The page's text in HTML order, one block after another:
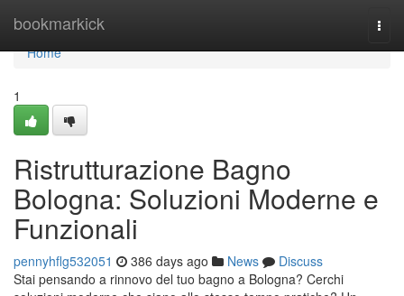
bookmarkick
Home
Home
1
Ristrutturazione Bagno
Bologna: Soluzioni Moderne e
Funzionali
pennyhflg532051 386 days ago News
Discuss
Stai pensando a rinnovo del tuo bagno a Bologna? Cerchi